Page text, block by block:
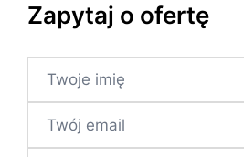
Zapytaj o ofertę